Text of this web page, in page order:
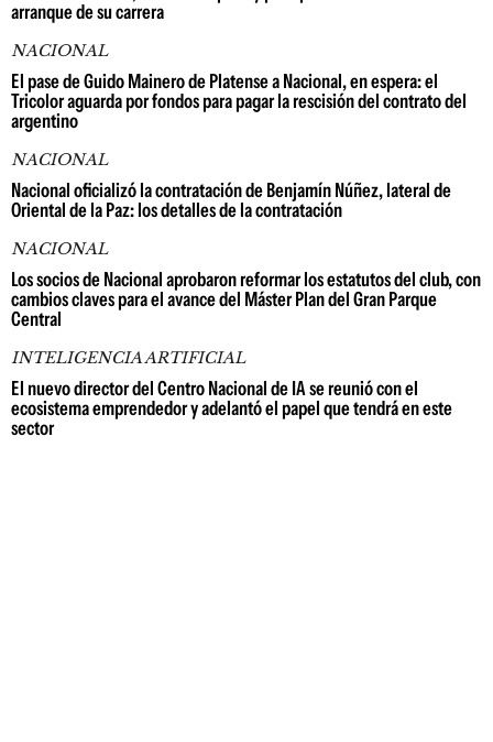
arranque de su carrera
NACIONAL
El pase de Guido Mainero de Platense a Nacional, en espera: el
Tricolor aguarda por fondos para pagar la rescisión del contrato del
argentino
NACIONAL
Nacional oficializó la contratación de Benjamín Núñez, lateral de
Oriental de la Paz: los detalles de la contratación
NACIONAL
Los socios de Nacional aprobaron reformar los estatutos del club, con
cambios claves para el avance del Máster Plan del Gran Parque
Central
INTELIGENCIA ARTIFICIAL
El nuevo director del Centro Nacional de IA se reunió con el
ecosistema emprendedor y adelantó el papel que tendrá en este
sector